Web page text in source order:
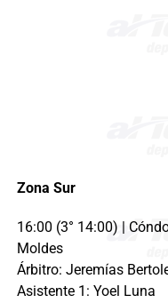
Zona Sur
16:00 (3° 14:00) |
Moldes
Árbitro: Jeremías
Asistente 1: Yoel Luna